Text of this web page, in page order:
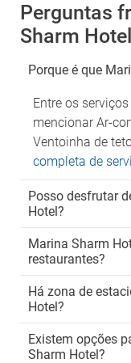
Perguntas
Sharm Hotel
Porque é que
Entre os
mencionar Ar-
Ventoinha de
completa de
Posso desfrutar
Hotel?
Marina Sharm
restaurantes?
Há zona de
Hotel?
Existem opções
Sharm Hotel?